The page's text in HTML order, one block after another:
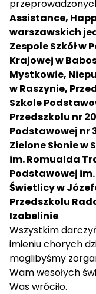
Assistance,
warszawskich
Zespole Szkół w
Krajowej w
Mystkowie,
w Raszynie,
Szkole
Przedszkolu nr
Podstawowej nr
Zielone Słonie
im. Romualda
Podstawowej im.
Świetlicy w
Przedszkolu
Izabelinie.
Wszystkim
imieniu chorych
moglibyśmy
Wam wesołych
Was wróciło.